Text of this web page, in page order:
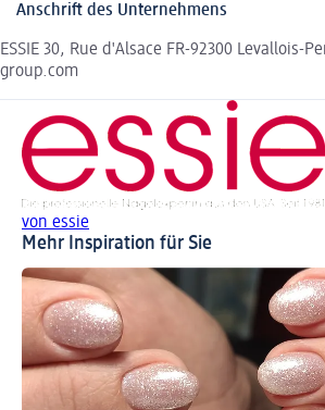
Anschrift des Unternehmens
ESSIE 30, Rue d'Alsace FR-92300 Levallois-
group.com
von essie
Mehr Inspiration für Sie